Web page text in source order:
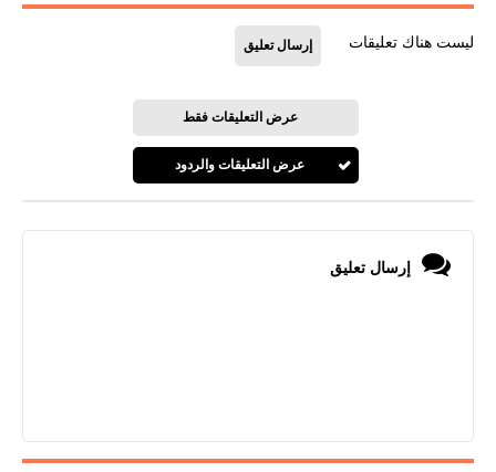
ليست هناك تعليقات إرسال تعليق
عرض التعليقات فقط
عرض التعليقات والردود
إرسال تعليق